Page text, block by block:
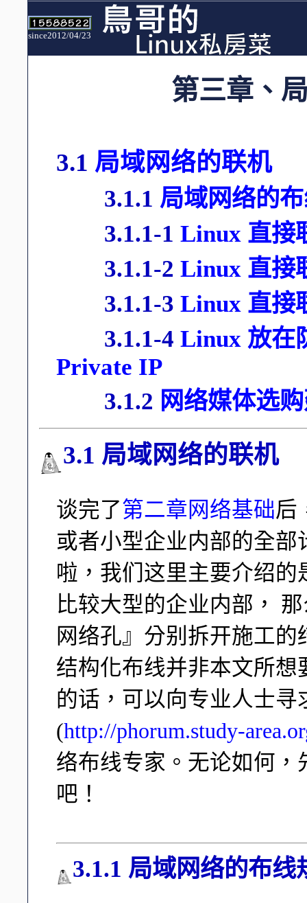
since2012/04/23
第三章、
3.1 局域网络的联机
3.1.1 局域网络的
3.1.1-1 Linux 直接
3.1.1-2 Linux 直接
3.1.1-3 Linux 直接
3.1.1-4 Linux 放在
Private IP
3.1.2 网络媒体选
3.1 局域网络的联机
谈完了第二章网络基础后
或者小型企业内部的全
啦，我们这里主要介绍
比较大型的企业内部，
网络孔』分别拆开施工
结构化布线并非本文所
的话，可以向专业人士
(http://phorum.study-
络布线专家。无论如何
吧！
3.1.1 局域网络的布线